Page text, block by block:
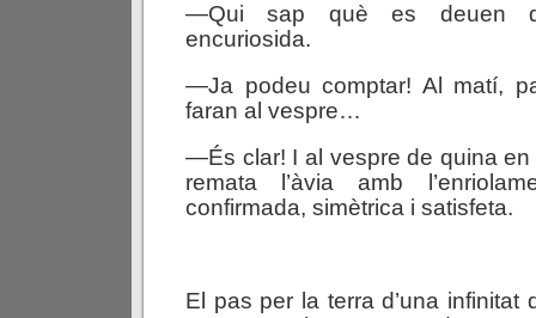
—Qui sap què es deuen
encuriosida.
—Ja podeu comptar! Al matí,
faran al vespre…
—És clar! I al vespre de quina
remata l’àvia amb
confirmada, simètrica i satisfeta.
El pas per la terra d’una infinitat